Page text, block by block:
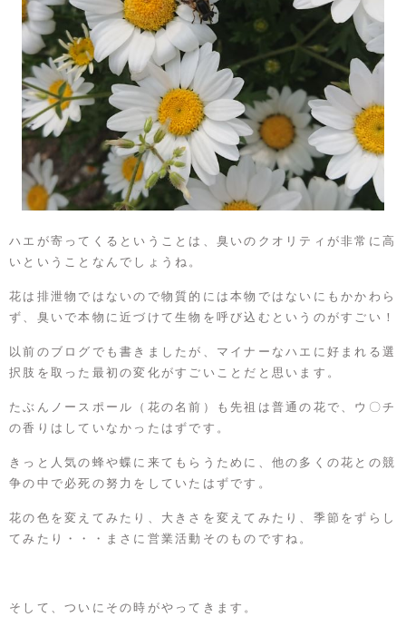
ハエが寄ってくるということは、臭いのクオリティが非常に高
いということなんでしょうね。
花は排泄物ではないので物質的には本物ではないにもかかわら
ず、臭いで本物に近づけて生物を呼び込むというのがすごい！
以前のブログでも書きましたが、マイナーなハエに好まれる選
択肢を取った最初の変化がすごいことだと思います。
たぶんノースポール（花の名前）も先祖は普通の花で、ウ〇チ
の香りはしていなかったはずです。
きっと人気の蜂や蝶に来てもらうために、他の多くの花との競
争の中で必死の努力をしていたはずです。
花の色を変えてみたり、大きさを変えてみたり、季節をずらし
てみたり・・・まさに営業活動そのものですね。
そして、ついにその時がやってきます。